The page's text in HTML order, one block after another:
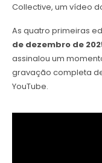
Collective, um vídeo
As quatro primeiras
de dezembro de
assinalou um
gravação completa
YouTube.